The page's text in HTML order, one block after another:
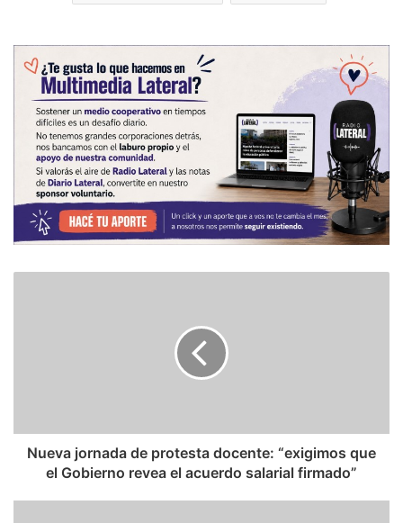
Nueva jornada de protesta docente: “exigimos que
el Gobierno revea el acuerdo salarial firmado”